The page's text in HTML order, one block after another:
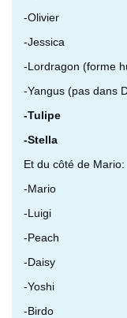
-Olivier
-Jessica
-Lordragon (forme
-Yangus (pas dans
-Tulipe
-Stella
Et du côté de Mario:
-Mario
-Luigi
-Peach
-Daisy
-Yoshi
-Birdo